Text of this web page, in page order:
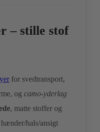
– stille stof
for svedtransport,
og camo‑yderlag
, matte stoffer og
hals/ansigt